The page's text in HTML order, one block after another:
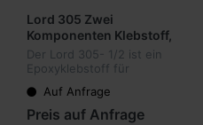
Lord 305 Zwei
Komponenten Klebstoff,
60-120 Minuten Offene
Zeit
Der Lord 305- 1/2 ist ein
Epoxyklebstoff für
hervorragend auch für GFK
Verklebungen geeignet.
Auf Anfrage
Preis auf Anfrage